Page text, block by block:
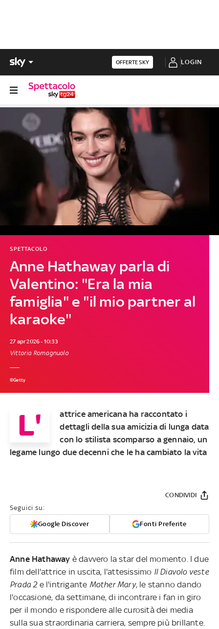
OFFERTE SKY LOGIN
Anne Hathaway parla di
Valentino: "Era la mia
famiglia" e "il mio partner al
karaoke"
SPETTACOLO
27 apr 2026 - 10:33
Vittoria Romagnuolo
©Getty
L'
attrice americana ha raccontato i
dettagli della sua amicizia di lunga data
con lo stilista scomparso a gennaio, un
legame lungo due decenni che le ha cambiato la vita
Seguici su:
Google Discover Fonti Preferite
CONDIVIDI
Anne Hathaway è davvero la star del momento. I due
film dell'attrice in uscita, l'attesissimo Il Diavolo veste
Prada 2e l'intrigante Mother Mary, le stanno dando
l'occasione, da settimane, di incontrare i fan in giro
per il mondo e rispondere alle curosità dei media
sulla sua straordinaria carriera, sempre più brillante.